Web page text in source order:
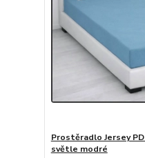
Prostěradlo Jersey
světle modré